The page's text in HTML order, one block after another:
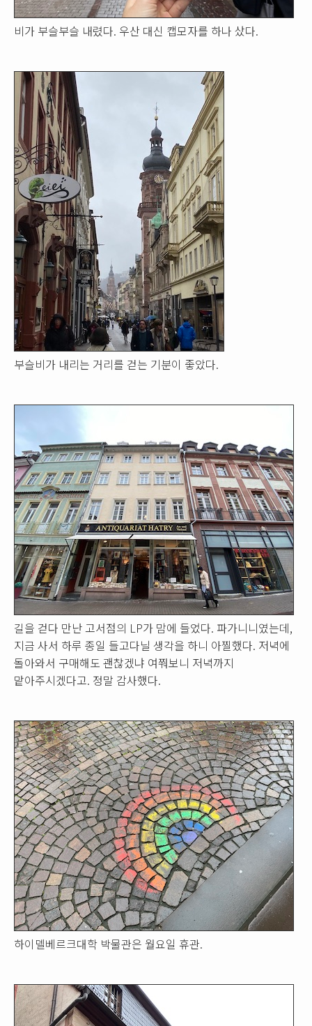
비가 부슬부슬 내렸다. 우산 대신 캡모자를 하나 샀다.
부슬비가 내리는 거리를 걷는 기분이 좋았다.
길을 걷다 만난 고서점의 LP가 맘에 들었다. 파가니니였는데,
지금 사서 하루 종일 들고다닐 생각을 하니 아찔했다. 저녁에
돌아와서 구매해도 괜찮겠냐 여쭤보니 저녁까지
맡아주시겠다고. 정말 감사했다.
하이델베르크대학 박물관은 월요일 휴관.